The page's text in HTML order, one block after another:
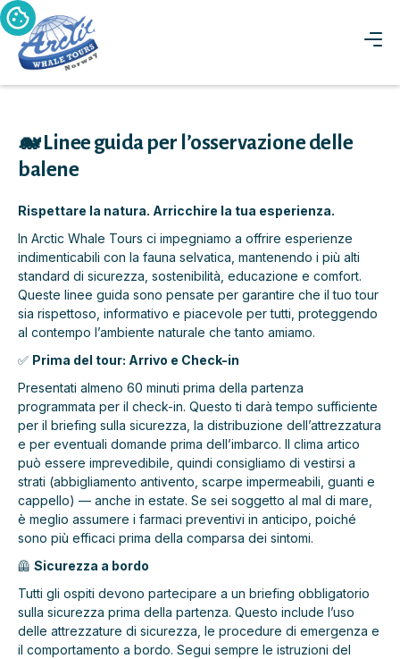
🐋 Linee guida per l’osservazione delle
balene
Rispettare la natura. Arricchire la tua esperienza.
In Arctic Whale Tours ci impegniamo a offrire esperienze
indimenticabili con la fauna selvatica, mantenendo i più alti
standard di sicurezza, sostenibilità, educazione e comfort.
Queste linee guida sono pensate per garantire che il tuo tour
sia rispettoso, informativo e piacevole per tutti, proteggendo
al contempo l’ambiente naturale che tanto amiamo.
✅ Prima del tour: Arrivo e Check-in
Presentati almeno 60 minuti prima della partenza
programmata per il check-in. Questo ti darà tempo sufficiente
per il briefing sulla sicurezza, la distribuzione dell’attrezzatura
e per eventuali domande prima dell’imbarco. Il clima artico
può essere imprevedibile, quindi consigliamo di vestirsi a
strati (abbigliamento antivento, scarpe impermeabili, guanti e
cappello) — anche in estate. Se sei soggetto al mal di mare,
è meglio assumere i farmaci preventivi in anticipo, poiché
sono più efficaci prima della comparsa dei sintomi.
🦺 Sicurezza a bordo
Tutti gli ospiti devono partecipare a un briefing obbligatorio
sulla sicurezza prima della partenza. Questo include l’uso
delle attrezzature di sicurezza, le procedure di emergenza e
il comportamento a bordo. Segui sempre le istruzioni del